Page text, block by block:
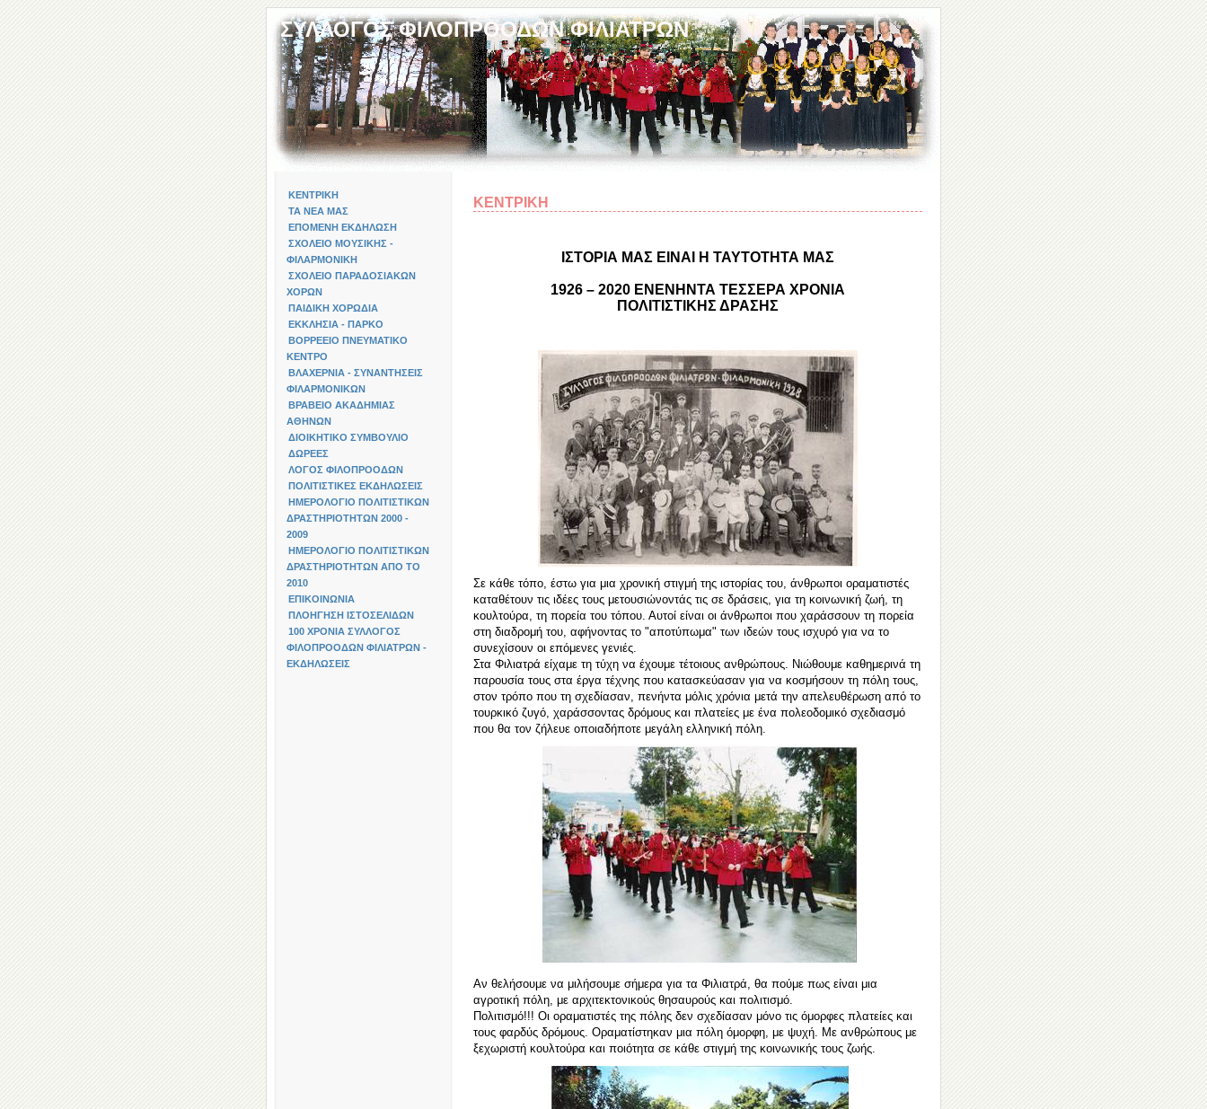
ΣΥΛΛΟΓΟΣ ΦΙΛΟΠΡΟΟΔΩΝ ΦΙΛΙΑΤΡΩΝ
ΚΕΝΤΡΙΚΗ
ΙΣΤΟΡΙΑ ΜΑΣ ΕΙΝΑΙ Η ΤΑΥΤΟΤΗΤΑ ΜΑΣ
1926 – 2020 ΕΝΕΝΗΝΤΑ ΤΕΣΣΕΡΑ ΧΡΟΝΙΑ
ΠΟΛΙΤΙΣΤΙΚΗΣ ΔΡΑΣΗΣ
Σε κάθε τόπο, έστω για μια χρονική στιγμή της ιστορίας του, άνθρωποι οραματιστές
καταθέτουν τις ιδέες τους μετουσιώνοντάς τις σε δράσεις, για τη κοινωνική ζωή, τη
κουλτούρα, τη πορεία του τόπου. Αυτοί είναι οι άνθρωποι που χαράσσουν τη πορεία
στη διαδρομή του, αφήνοντας το "αποτύπωμα" των ιδεών τους ισχυρό για να το
συνεχίσουν οι επόμενες γενιές.
Στα Φιλιατρά είχαμε τη τύχη να έχουμε τέτοιους ανθρώπους. Νιώθουμε καθημερινά τη
παρουσία τους στα έργα τέχνης που κατασκεύασαν για να κοσμήσουν τη πόλη τους,
στον τρόπο που τη σχεδίασαν, πενήντα μόλις χρόνια μετά την απελευθέρωση από το
τουρκικό ζυγό, χαράσσοντας δρόμους και πλατείες με ένα πολεοδομικό σχεδιασμό
που θα τον ζήλευε οποιαδήποτε μεγάλη ελληνική πόλη.
Αν θελήσουμε να μιλήσουμε σήμερα για τα Φιλιατρά, θα πούμε πως είναι μια
αγροτική πόλη, με αρχιτεκτονικούς θησαυρούς και πολιτισμό.
Πολιτισμό!!! Οι οραματιστές της πόλης δεν σχεδίασαν μόνο τις όμορφες πλατείες και
τους φαρδύς δρόμους. Οραματίστηκαν μια πόλη όμορφη, με ψυχή. Με ανθρώπους με
ξεχωριστή κουλτούρα και ποιότητα σε κάθε στιγμή της κοινωνικής τους ζωής.
ΚΕΝΤΡΙΚΗ
ΤΑ ΝΕΑ ΜΑΣ
ΕΠΟΜΕΝΗ ΕΚΔΗΛΩΣΗ
ΣΧΟΛΕΙΟ ΜΟΥΣΙΚΗΣ -
ΦΙΛΑΡΜΟΝΙΚΗ
ΣΧΟΛΕΙΟ ΠΑΡΑΔΟΣΙΑΚΩΝ
ΧΟΡΩΝ
ΠΑΙΔΙΚΗ ΧΟΡΩΔΙΑ
ΕΚΚΛΗΣΙΑ - ΠΑΡΚΟ
ΒΟΡΡΕΕΙΟ ΠΝΕΥΜΑΤΙΚΟ
ΚΕΝΤΡΟ
ΒΛΑΧΕΡΝΙΑ - ΣΥΝΑΝΤΗΣΕΙΣ
ΦΙΛΑΡΜΟΝΙΚΩΝ
ΒΡΑΒΕΙΟ ΑΚΑΔΗΜΙΑΣ
ΑΘΗΝΩΝ
ΔΙΟΙΚΗΤΙΚΟ ΣΥΜΒΟΥΛΙΟ
ΔΩΡΕΕΣ
ΛΟΓΟΣ ΦΙΛΟΠΡΟΟΔΩΝ
ΠΟΛΙΤΙΣΤΙΚΕΣ ΕΚΔΗΛΩΣΕΙΣ
ΗΜΕΡΟΛΟΓΙΟ ΠΟΛΙΤΙΣΤΙΚΩΝ
ΔΡΑΣΤΗΡΙΟΤΗΤΩΝ 2000 -
2009
ΗΜΕΡΟΛΟΓΙΟ ΠΟΛΙΤΙΣΤΙΚΩΝ
ΔΡΑΣΤΗΡΙΟΤΗΤΩΝ ΑΠΟ ΤΟ
2010
ΕΠΙΚΟΙΝΩΝΙΑ
ΠΛΟΗΓΗΣΗ ΙΣΤΟΣΕΛΙΔΩΝ
100 ΧΡΟΝΙΑ ΣΥΛΛΟΓΟΣ
ΦΙΛΟΠΡΟΟΔΩΝ ΦΙΛΙΑΤΡΩΝ -
ΕΚΔΗΛΩΣΕΙΣ